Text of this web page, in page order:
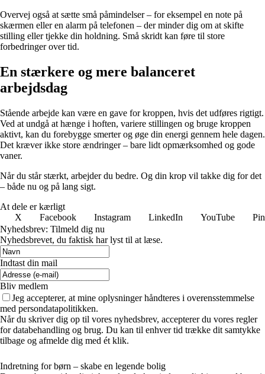
Overvej også at sætte små påmindelser – for eksempel en note på
skærmen eller en alarm på telefonen – der minder dig om at skifte
stilling eller tjekke din holdning. Små skridt kan føre til store
forbedringer over tid.
En stærkere og mere balanceret
arbejdsdag
Stående arbejde kan være en gave for kroppen, hvis det udføres rigtigt.
Ved at undgå at hænge i hoften, variere stillingen og bruge kroppen
aktivt, kan du forebygge smerter og øge din energi gennem hele dagen.
Det kræver ikke store ændringer – bare lidt opmærksomhed og gode
vaner.
Når du står stærkt, arbejder du bedre. Og din krop vil takke dig for det
– både nu og på lang sigt.
At dele er kærligt
X
Facebook Instagram LinkedIn YouTube
Nyhedsbrev: Tilmeld dig nu
Nyhedsbrevet, du faktisk har lyst til at læse.
Indtast din mail
Bliv medlem
Jeg accepterer, at mine oplysninger håndteres i overensstemmelse
med persondatapolitikken.
Når du skriver dig op til vores nyhedsbrev, accepterer du vores regler
for databehandling og brug. Du kan til enhver tid trække dit samtykke
tilbage og afmelde dig med ét klik.
Indretning for børn – skabe en legende bolig